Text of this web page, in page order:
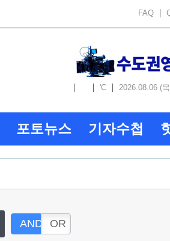
FAQ
'C 2026.08.06 (
포토뉴스 기자수첩
AND OR